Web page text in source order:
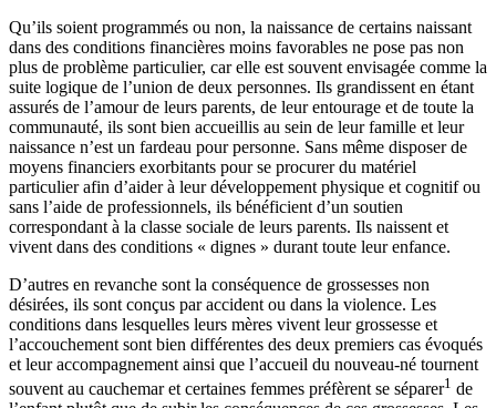
Qu’ils soient programmés ou non, la naissance de certains naissant
dans des conditions financières moins favorables ne pose pas non
plus de problème particulier, car elle est souvent envisagée comme la
suite logique de l’union de deux personnes. Ils grandissent en étant
assurés de l’amour de leurs parents, de leur entourage et de toute la
communauté, ils sont bien accueillis au sein de leur famille et leur
naissance n’est un fardeau pour personne. Sans même disposer de
moyens financiers exorbitants pour se procurer du matériel
particulier afin d’aider à leur développement physique et cognitif ou
sans l’aide de professionnels, ils bénéficient d’un soutien
correspondant à la classe sociale de leurs parents. Ils naissent et
vivent dans des conditions « dignes » durant toute leur enfance.
D’autres en revanche sont la conséquence de grossesses non
désirées, ils sont conçus par accident ou dans la violence. Les
conditions dans lesquelles leurs mères vivent leur grossesse et
l’accouchement sont bien différentes des deux premiers cas évoqués
et leur accompagnement ainsi que l’accueil du nouveau-né tournent
souvent au cauchemar et certaines femmes préfèrent se séparer1 de